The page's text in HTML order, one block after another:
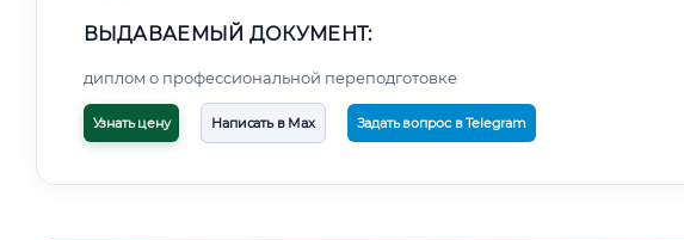
ВЫДАВАЕМЫЙ ДОКУМЕНТ:
диплом о профессиональной переподготовке
Узнать цену Написать в Max Задать вопрос в Telegram